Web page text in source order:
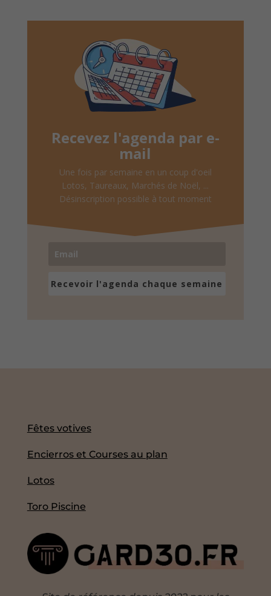
Recevez l'agenda par e-
mail
Une fois par semaine en un coup d'oeil
Lotos, Taureaux, Marchés de Noël, ...
Désinscription possible à tout moment
Recevoir l'agenda chaque semaine
Fêtes votives
Encierros et Courses au plan
Lotos
Toro Piscine